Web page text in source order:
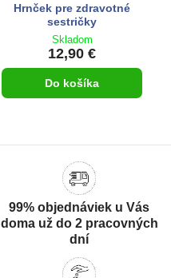
Hrnček pre zdravotné
sestričky
Skladom
12,90 €
Do košíka
99% objednáviek u Vás
doma už do 2 pracovných
dní